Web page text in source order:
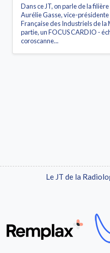
Dans ce JT, on parle de la
Aurélie Gasse, vice-
Française des Industriels de la
partie, un FOCUS CARDIO -
coroscanne...
Le JT de la